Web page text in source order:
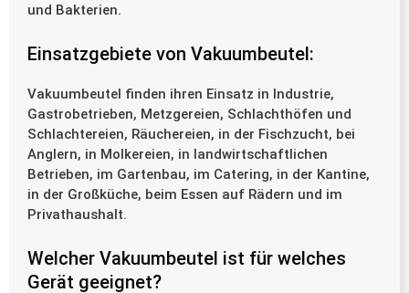
und Bakterien.
Einsatzgebiete von Vakuumbeutel:
Vakuumbeutel finden ihren Einsatz in Industrie,
Gastrobetrieben, Metzgereien, Schlachthöfen und
Schlachtereien, Räuchereien, in der Fischzucht, bei
Anglern, in Molkereien, in landwirtschaftlichen
Betrieben, im Gartenbau, im Catering, in der Kantine,
in der Großküche, beim Essen auf Rädern und im
Privathaushalt.
Welcher Vakuumbeutel ist für welches
Gerät geeignet?